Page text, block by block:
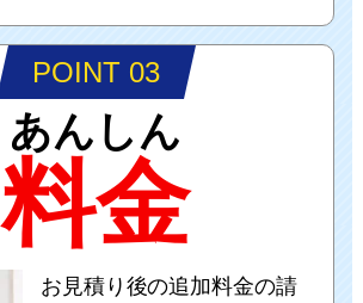
POINT 03
あんしん
料金
お見積り後の追加料金の請